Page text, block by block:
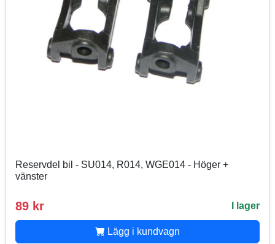
Reservdel bil - SU014, R014, WGE014 - Höger +
vänster
89 kr I lager
Lägg i kundvagn